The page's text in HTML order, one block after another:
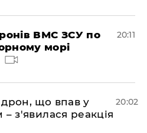
ВМС ЗСУ по
морі
20:11
дрон, що впав у
– з'явилася реакція
20:02